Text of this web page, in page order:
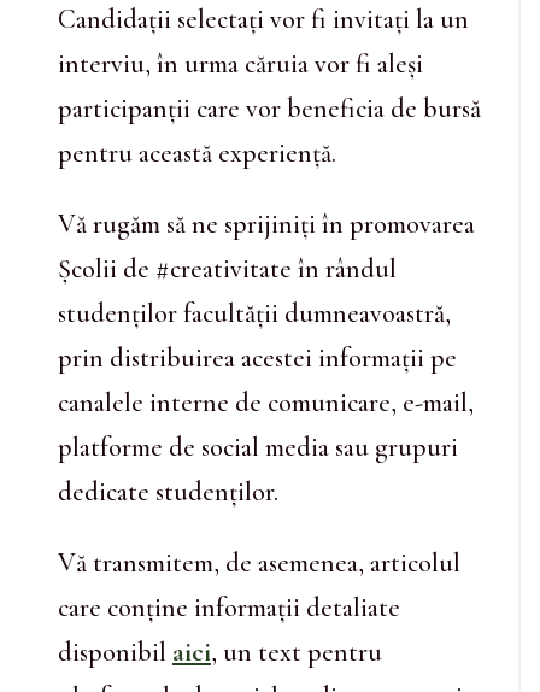
Candidații selectați vor fi invitați la un
interviu, în urma căruia vor fi aleși
participanții care vor beneficia de bursă
pentru această experiență.
Vă rugăm să ne sprijiniți în promovarea
Școlii de #creativitate în rândul
studenților facultății dumneavoastră,
prin distribuirea acestei informații pe
canalele interne de comunicare, e-mail,
platforme de social media sau grupuri
dedicate studenților.
Vă transmitem, de asemenea, articolul
care conține informații detaliate
disponibil aici, un text pentru